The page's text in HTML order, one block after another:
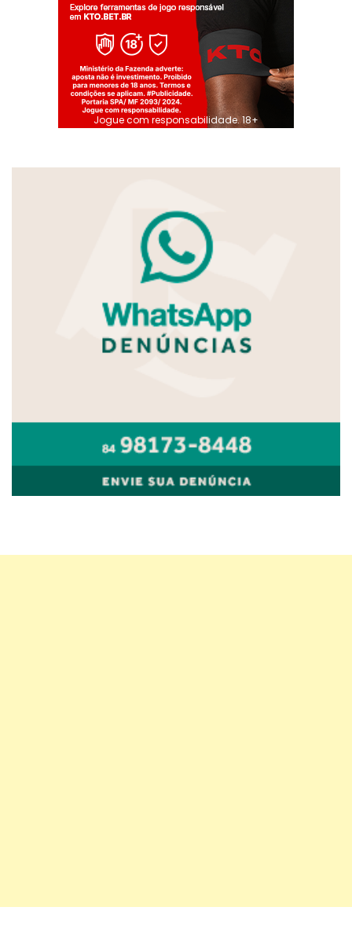
Jogue com responsabilidade. 18+